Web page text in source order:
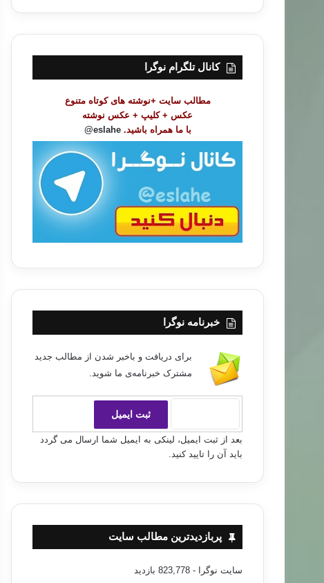
ت
ض
کانال تلگرام نوگرا
مطالب سایت +نوشته های کوتاه متنوع
عکس + کلیپ + عکس نوشته
با ما همراه باشید. eslahe@
خبرنامه نوگرا
برای دریافت و باخبر شدن از مطالب جدید
مشترک خبرنامه‌ی ما شوید.
بعد از ثبت ایمیل، لینکی به ایمیل شما ارسال می گردد
باید آن را تایید کنید.
پربازدیدترین مطالب سایت
سایت نوگرا - 823,778 بازدید